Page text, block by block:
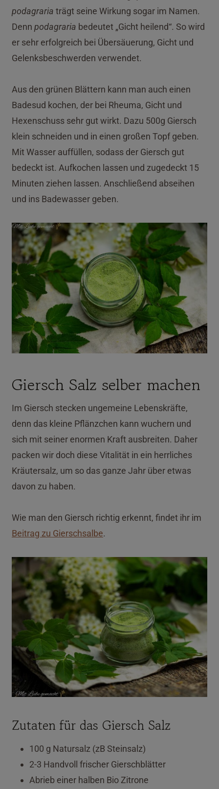
podagraria trägt seine Wirkung sogar im Namen.
Denn podagraria bedeutet „Gicht heilend“. So wird
er sehr erfolgreich bei Übersäuerung, Gicht und
Gelenksbeschwerden verwendet.
Aus den grünen Blättern kann man auch einen
Badesud kochen, der bei Rheuma, Gicht und
Hexenschuss sehr gut wirkt. Dazu 500g Giersch
klein schneiden und in einen großen Topf geben.
Mit Wasser auffüllen, sodass der Giersch gut
bedeckt ist. Aufkochen lassen und zugedeckt 15
Minuten ziehen lassen. Anschließend abseihen
und ins Badewasser geben.
Giersch Salz selber machen
Im Giersch stecken ungemeine Lebenskräfte,
denn das kleine Pflänzchen kann wuchern und
sich mit seiner enormen Kraft ausbreiten. Daher
packen wir doch diese Vitalität in ein herrliches
Kräutersalz, um so das ganze Jahr über etwas
davon zu haben.
Wie man den Giersch richtig erkennt, findet ihr im
Beitrag zu Gierschsalbe.
Zutaten für das Giersch Salz
100 g Natursalz (zB Steinsalz)
2-3 Handvoll frischer Gierschblätter
Abrieb einer halben Bio Zitrone